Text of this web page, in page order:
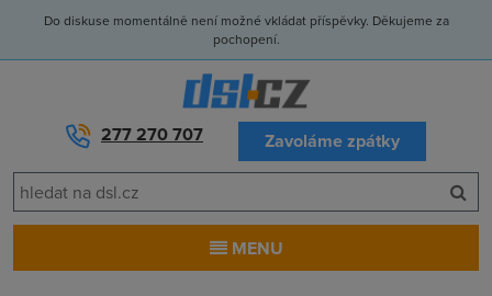
Do diskuse momentálně není možné vkládat příspěvky. Děkujeme za
pochopení.
277 270 707 Zavoláme zpátky
MENU